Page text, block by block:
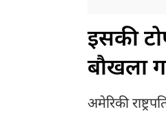
इसकी
बौखला
अमेरिकी